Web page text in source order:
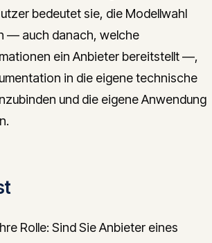
bedeutet sie, die Modellwahl
— auch danach, welche
ein Anbieter bereitstellt —,
in die eigene technische
und die eigene Anwendung
Rolle: Sind Sie Anbieter eines